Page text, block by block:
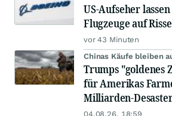
US-Aufseher
Flugzeuge auf
vor 43 Minuten
Chinas Käufe bleiben
Trumps "goldenes
für Amerikas
Milliarden-
04.08.26, 18:59